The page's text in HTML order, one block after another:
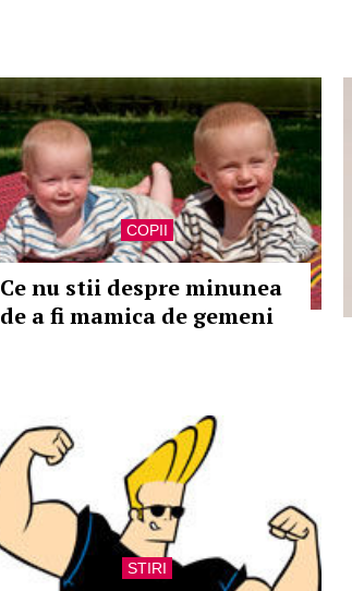
COPII
Ce nu stii despre minunea
de a fi mamica de gemeni
STIRI